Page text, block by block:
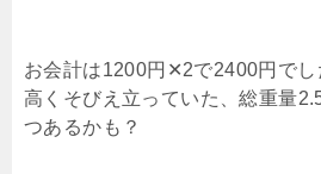
お会計は1200円✕2で2400円で
高くそびえ立っていた、総重量
つあるかも？